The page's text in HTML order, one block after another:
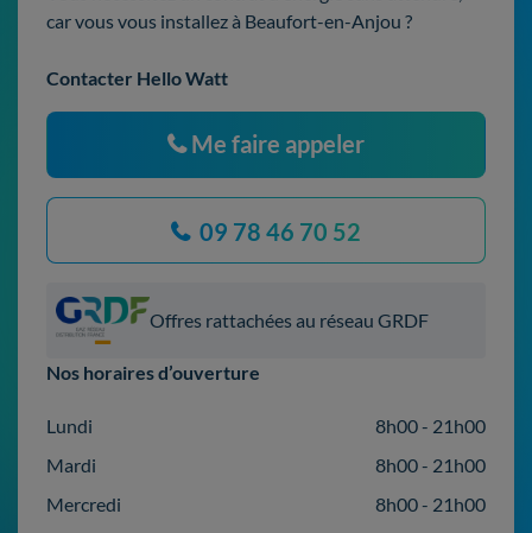
car vous vous installez à Beaufort-en-Anjou ?
Contacter Hello Watt
Me faire appeler
09 78 46 70 52
Offres rattachées au réseau GRDF
Nos horaires d’ouverture
Lundi
8h00 - 21h00
Mardi
8h00 - 21h00
Mercredi
8h00 - 21h00